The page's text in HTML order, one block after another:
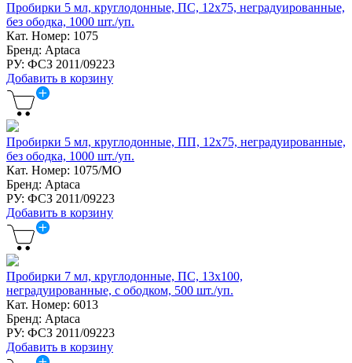
Пробирки 5 мл, круглодонные, ПС, 12х75, неградуированные,
без ободка, 1000 шт./уп.
Кат. Номер: 1075
Бренд: Aptaca
РУ: ФСЗ 2011/09223
Добавить в корзину
Пробирки 5 мл, круглодонные, ПП, 12х75, неградуированные,
без ободка, 1000 шт./уп.
Кат. Номер: 1075/MO
Бренд: Aptaca
РУ: ФСЗ 2011/09223
Добавить в корзину
Пробирки 7 мл, круглодонные, ПС, 13х100,
неградуированные, с ободком, 500 шт./уп.
Кат. Номер: 6013
Бренд: Aptaca
РУ: ФСЗ 2011/09223
Добавить в корзину